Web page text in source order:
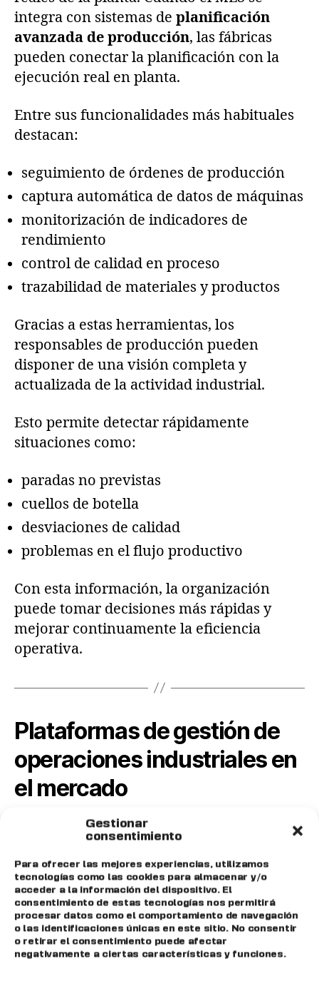
Gestionar
consentimiento
Para ofrecer las mejores experiencias, utilizamos
tecnologías como las cookies para almacenar y/o
acceder a la información del dispositivo. El
consentimiento de estas tecnologías nos permitirá
procesar datos como el comportamiento de navegación
o las identificaciones únicas en este sitio. No consentir
o retirar el consentimiento puede afectar
negativamente a ciertas características y funciones.
integra con sistemas de planificación
avanzada de producción, las fábricas
pueden conectar la planificación con la
ejecución real en planta.
Entre sus funcionalidades más habituales
destacan:
seguimiento de órdenes de producción
captura automática de datos de máquinas
monitorización de indicadores de
rendimiento
control de calidad en proceso
trazabilidad de materiales y productos
Gracias a estas herramientas, los
responsables de producción pueden
disponer de una visión completa y
actualizada de la actividad industrial.
Esto permite detectar rápidamente
situaciones como:
paradas no previstas
cuellos de botella
desviaciones de calidad
problemas en el flujo productivo
Con esta información, la organización
puede tomar decisiones más rápidas y
mejorar continuamente la eficiencia
operativa.
Plataformas de gestión de
operaciones industriales en
el mercado
El creciente interés por la digitalización
industrial ha impulsado el desarrollo de
múltiples plataformas orientadas a la
gestión de operaciones.
En el mercado existen diversas soluciones
que combinan funcionalidades de APS,
MES y MOM para ofrecer una visión